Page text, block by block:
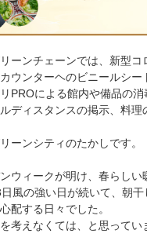
ーンチェーンでは、新型
ウンターヘのビニールシ
PROによる館内や備品の
ディスタンスの掲示、料理
ーンシティのたかしです。
ウィークが明け、春らしい
風の強い日が続いて、朝
配する日々でした。
考えなくては、と思ってい